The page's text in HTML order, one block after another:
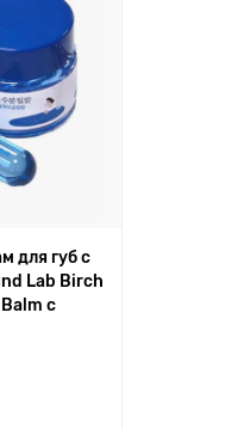
для губ с
Lab Birch
с